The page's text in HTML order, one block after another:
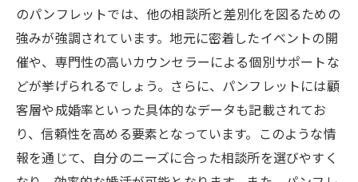
理想のデートプランをパンフレットで探す
結婚相談所の利用者インタビューで未来を
描く
自分の価値観に合った相談所選びのヒント
パンフレットで知る婚活の流れと準備
パンフレットに掲載された成功の秘訣を学
ぶ
のパンフレットでは、他の相談所と差別化を図るための
強みが強調されています。地元に密着したイベントの開
催や、専門性の高いカウンセラーによる個別サポートな
どが挙げられるでしょう。さらに、パンフレットには顧
客層や成婚率といった具体的なデータも記載されてお
り、信頼性を高める要素となっています。このような情
報を通じて、自分のニーズに合った相談所を選びやすく